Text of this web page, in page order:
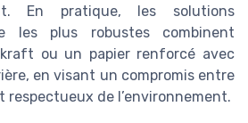
En pratique, les solutions
les plus robustes combinent
ou un papier renforcé avec
en visant un compromis entre
de l’environnement.